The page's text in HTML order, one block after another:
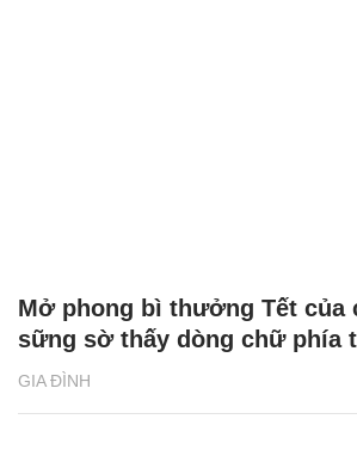
GIA ĐÌNH
Mở phong bì thưởng Tết của
sững sờ thấy dòng chữ phía